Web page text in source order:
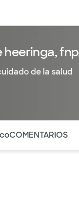
heeringa, fnp
de la salud
COMENTARIOS